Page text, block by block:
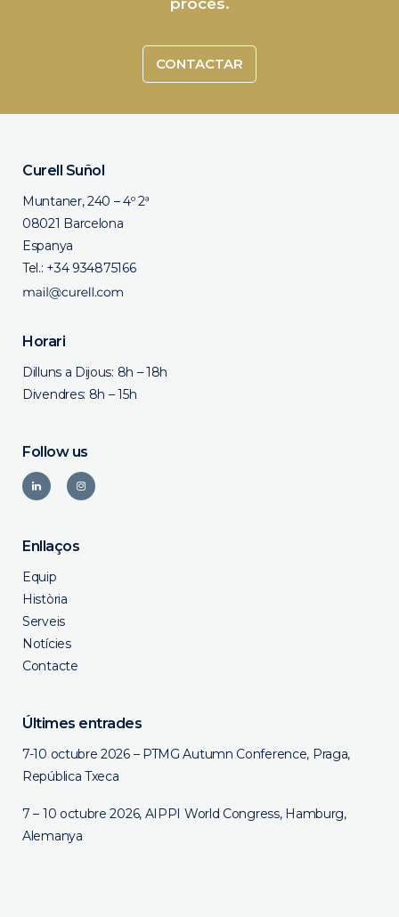
procés.
CONTACTAR
Curell Suñol
Muntaner, 240 – 4º 2ª
08021 Barcelona
Espanya
Tel.: +34 934875166
Horari
Dilluns a Dijous: 8h – 18h
Divendres: 8h – 15h
Follow us
Enllaços
Equip
Història
Serveis
Notícies
Contacte
Últimes entrades
7-10 octubre 2026 – PTMG Autumn Conference, Praga,
República Txeca
7 – 10 octubre 2026, AIPPI World Congress, Hamburg,
Alemanya